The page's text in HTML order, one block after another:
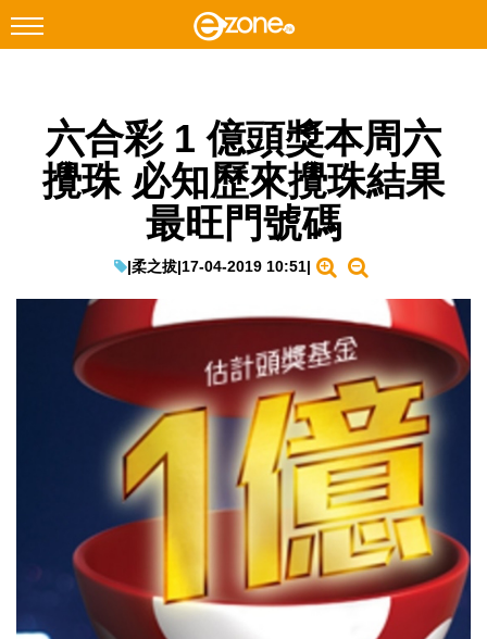
Facebook Instagram
科技焦點
教學評測
EduTech
生成式AI與雲端應用
Enterprise Digital Transformation
六合彩 1 億頭獎本周六
攪珠 必知歷來攪珠結果
最旺門號碼
|柔之拔|17-04-2019 10:51|